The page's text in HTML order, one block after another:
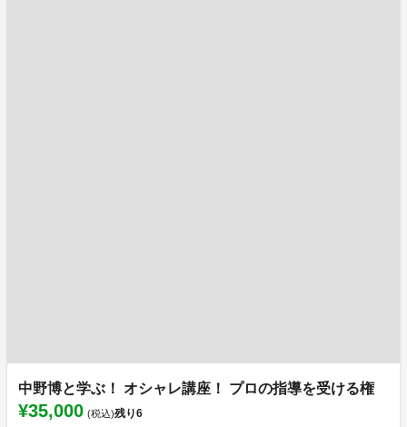
中野博と学ぶ！ オシャレ講座！ プロの指導を受ける権
¥35,000 (税込)残り6